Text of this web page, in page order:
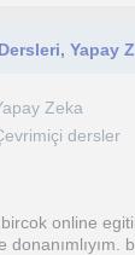
Zeka
dersler
online